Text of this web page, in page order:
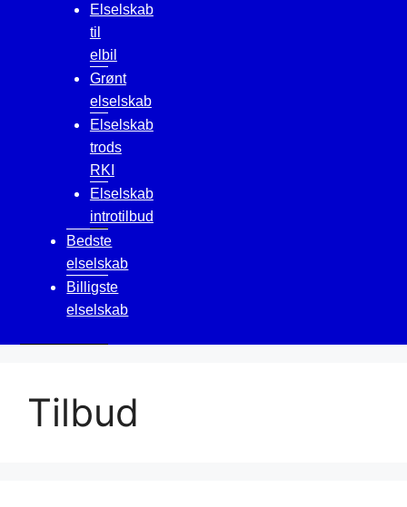
Elselskab
til
elbil
Grønt
elselskab
Elselskab
trods
RKI
Elselskab
introtilbud
Bedste
elselskab
Billigste
elselskab
Tilbud